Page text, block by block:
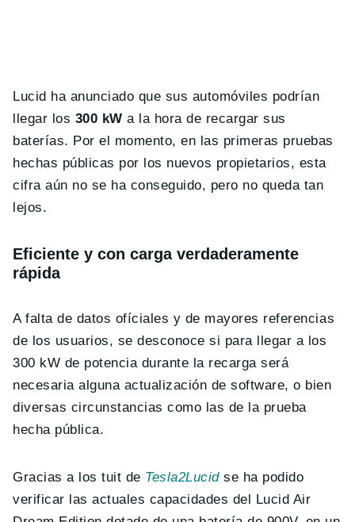
Lucid ha anunciado que sus automóviles podrían
llegar los 300 kW a la hora de recargar sus
baterías. Por el momento, en las primeras pruebas
hechas públicas por los nuevos propietarios, esta
cifra aún no se ha conseguido, pero no queda tan
lejos.
Eficiente y con carga verdaderamente
rápida
A falta de datos ofíciales y de mayores referencias
de los usuarios, se desconoce si para llegar a los
300 kW de potencia durante la recarga será
necesaria alguna actualización de software, o bien
diversas circunstancias como las de la prueba
hecha pública.
Gracias a los tuit de Tesla2Lucidse ha podido
verificar las actuales capacidades del Lucid Air